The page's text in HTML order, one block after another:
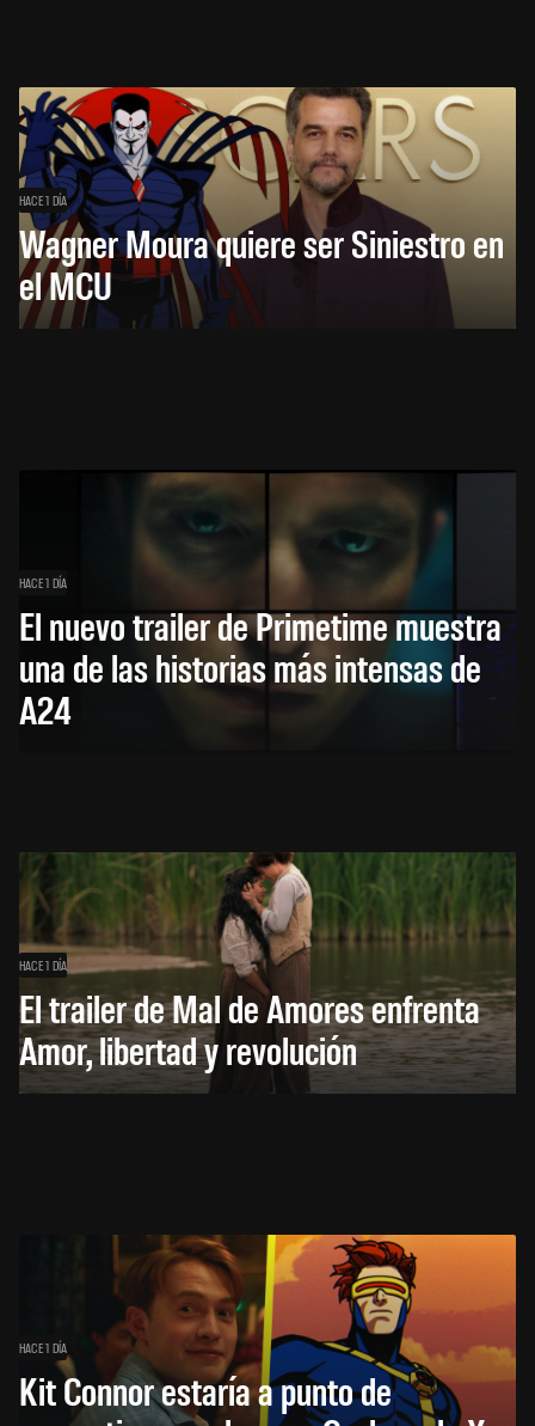
HACE 1 DÍA
Wagner Moura quiere ser Siniestro en
el MCU
HACE 1 DÍA
El nuevo trailer de Primetime muestra
una de las historias más intensas de
A24
HACE 1 DÍA
El trailer de Mal de Amores enfrenta
Amor, libertad y revolución
HACE 1 DÍA
Kit Connor estaría a punto de